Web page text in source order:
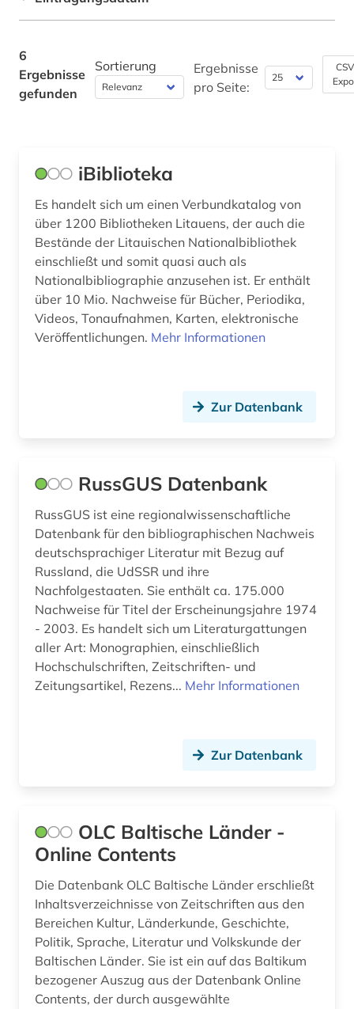
Virtuelle Fachbibliotheken (0)
Museumswesen (0)
6
Ergebnisse
gefunden
Sortierung
Ergebnisse
pro Seite:
iBiblioteka
Es handelt sich um einen Verbundkatalog von
über 1200 Bibliotheken Litauens, der auch die
Bestände der Litauischen Nationalbibliothek
einschließt und somit quasi auch als
Nationalbibliographie anzusehen ist. Er enthält
über 10 Mio. Nachweise für Bücher, Periodika,
Videos, Tonaufnahmen, Karten, elektronische
Veröffentlichungen. Mehr Informationen
Zur Datenbank
RussGUS Datenbank
RussGUS ist eine regionalwissenschaftliche
Datenbank für den bibliographischen Nachweis
deutschsprachiger Literatur mit Bezug auf
Russland, die UdSSR und ihre
Nachfolgestaaten. Sie enthält ca. 175.000
Nachweise für Titel der Erscheinungsjahre 1974
- 2003. Es handelt sich um Literaturgattungen
aller Art: Monographien, einschließlich
Hochschulschriften, Zeitschriften- und
Zeitungsartikel, Rezens... Mehr Informationen
Zur Datenbank
OLC Baltische Länder -
Online Contents
Die Datenbank OLC Baltische Länder erschließt
Inhaltsverzeichnisse von Zeitschriften aus den
Bereichen Kultur, Länderkunde, Geschichte,
Politik, Sprache, Literatur und Volkskunde der
Baltischen Länder. Sie ist ein auf das Baltikum
bezogener Auszug aus der Datenbank Online
Contents, der durch ausgewählte